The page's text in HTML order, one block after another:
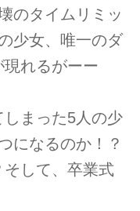
のタイムリミッ
少女、唯一のダ
れるがーー
まった5人の少
になるのか！？
して、卒業式